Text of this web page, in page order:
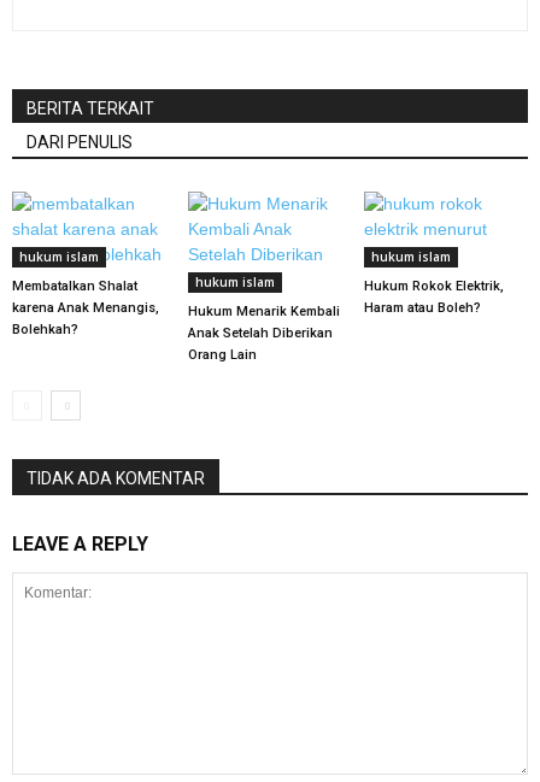
BERITA TERKAIT
DARI PENULIS
hukum islam
Membatalkan Shalat
karena Anak Menangis,
Bolehkah?
hukum islam
Hukum Menarik Kembali
Anak Setelah Diberikan
Orang Lain
hukum islam
Hukum Rokok Elektrik,
Haram atau Boleh?
TIDAK ADA KOMENTAR
LEAVE A REPLY